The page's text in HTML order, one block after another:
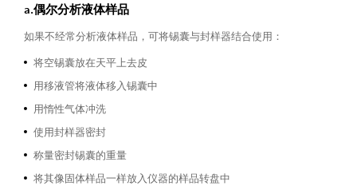
a.偶尔分析液体样品
如果不经常分析液体样品，可将锡囊与封样器结合使用：
将空锡囊放在天平上去皮
用移液管将液体移入锡囊中
用惰性气体冲洗
使用封样器密封
称量密封锡囊的重量
将其像固体样品一样放入仪器的样品转盘中